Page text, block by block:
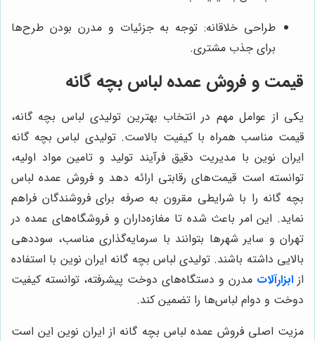
طراحی خلاقانه: توجه به جزئیات و مدرن بودن طرح‌ها
برای جذب مشتری.
قیمت و فروش عمده لباس بچه گانه
یکی از عوامل مهم در انتخاب بهترین تولیدی لباس بچه گانه،
قیمت مناسب همراه با کیفیت بالاست. تولیدی لباس بچه گانه
ایران نوین با مدیریت دقیق فرآیند تولید و تامین مواد اولیه،
توانسته است قیمت‌های رقابتی ارائه دهد و فروش عمده لباس
بچه گانه را با شرایطی مقرون به صرفه برای فروشندگان فراهم
نماید. این امر باعث شده تا مغازه‌داران و فروشگاه‌های عمده در
تهران و سایر شهرها بتوانند با سرمایه‌گذاری مناسب، سوددهی
بالایی داشته باشند. تولیدی لباس بچه گانه ایران نوین با استفاده
از ابزارآلات مدرن و دستگاه‌های دوخت پیشرفته، توانسته کیفیت
دوخت و دوام لباس‌ها را تضمین کند.
مزیت اصلی فروش عمده لباس بچه گانه از ایران نوین این است